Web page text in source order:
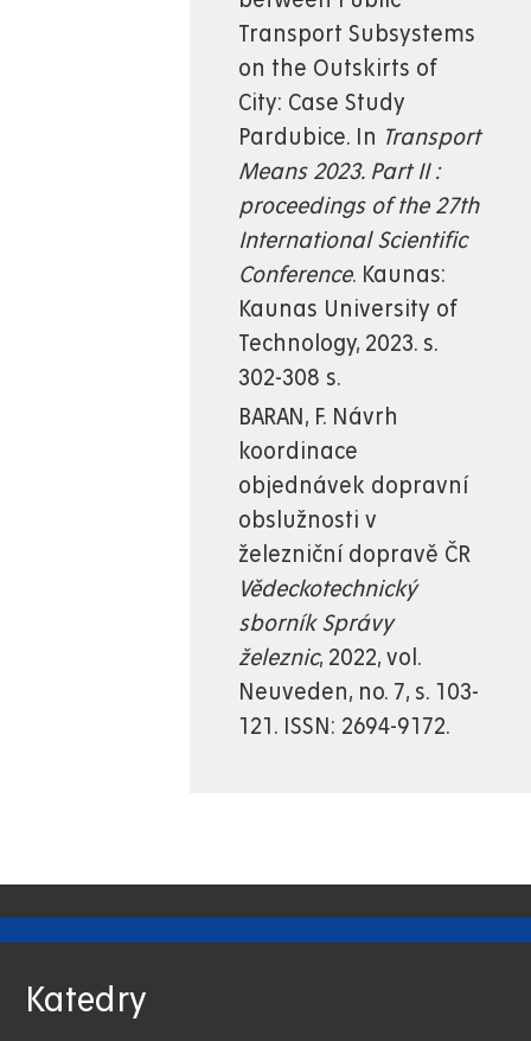
Transport Subsystems
on the Outskirts of
City: Case Study
Pardubice. In Transport
Means 2023. Part II :
proceedings of the 27th
International Scientific
Conference. Kaunas:
Kaunas University of
Technology, 2023. s.
302-308 s.
BARAN, F. Návrh
koordinace
objednávek dopravní
obslužnosti v
železniční dopravě ČR
Vědeckotechnický
sborník Správy
železnic, 2022, vol.
Neuveden, no. 7, s. 103-
121. ISSN: 2694-9172.
Katedry